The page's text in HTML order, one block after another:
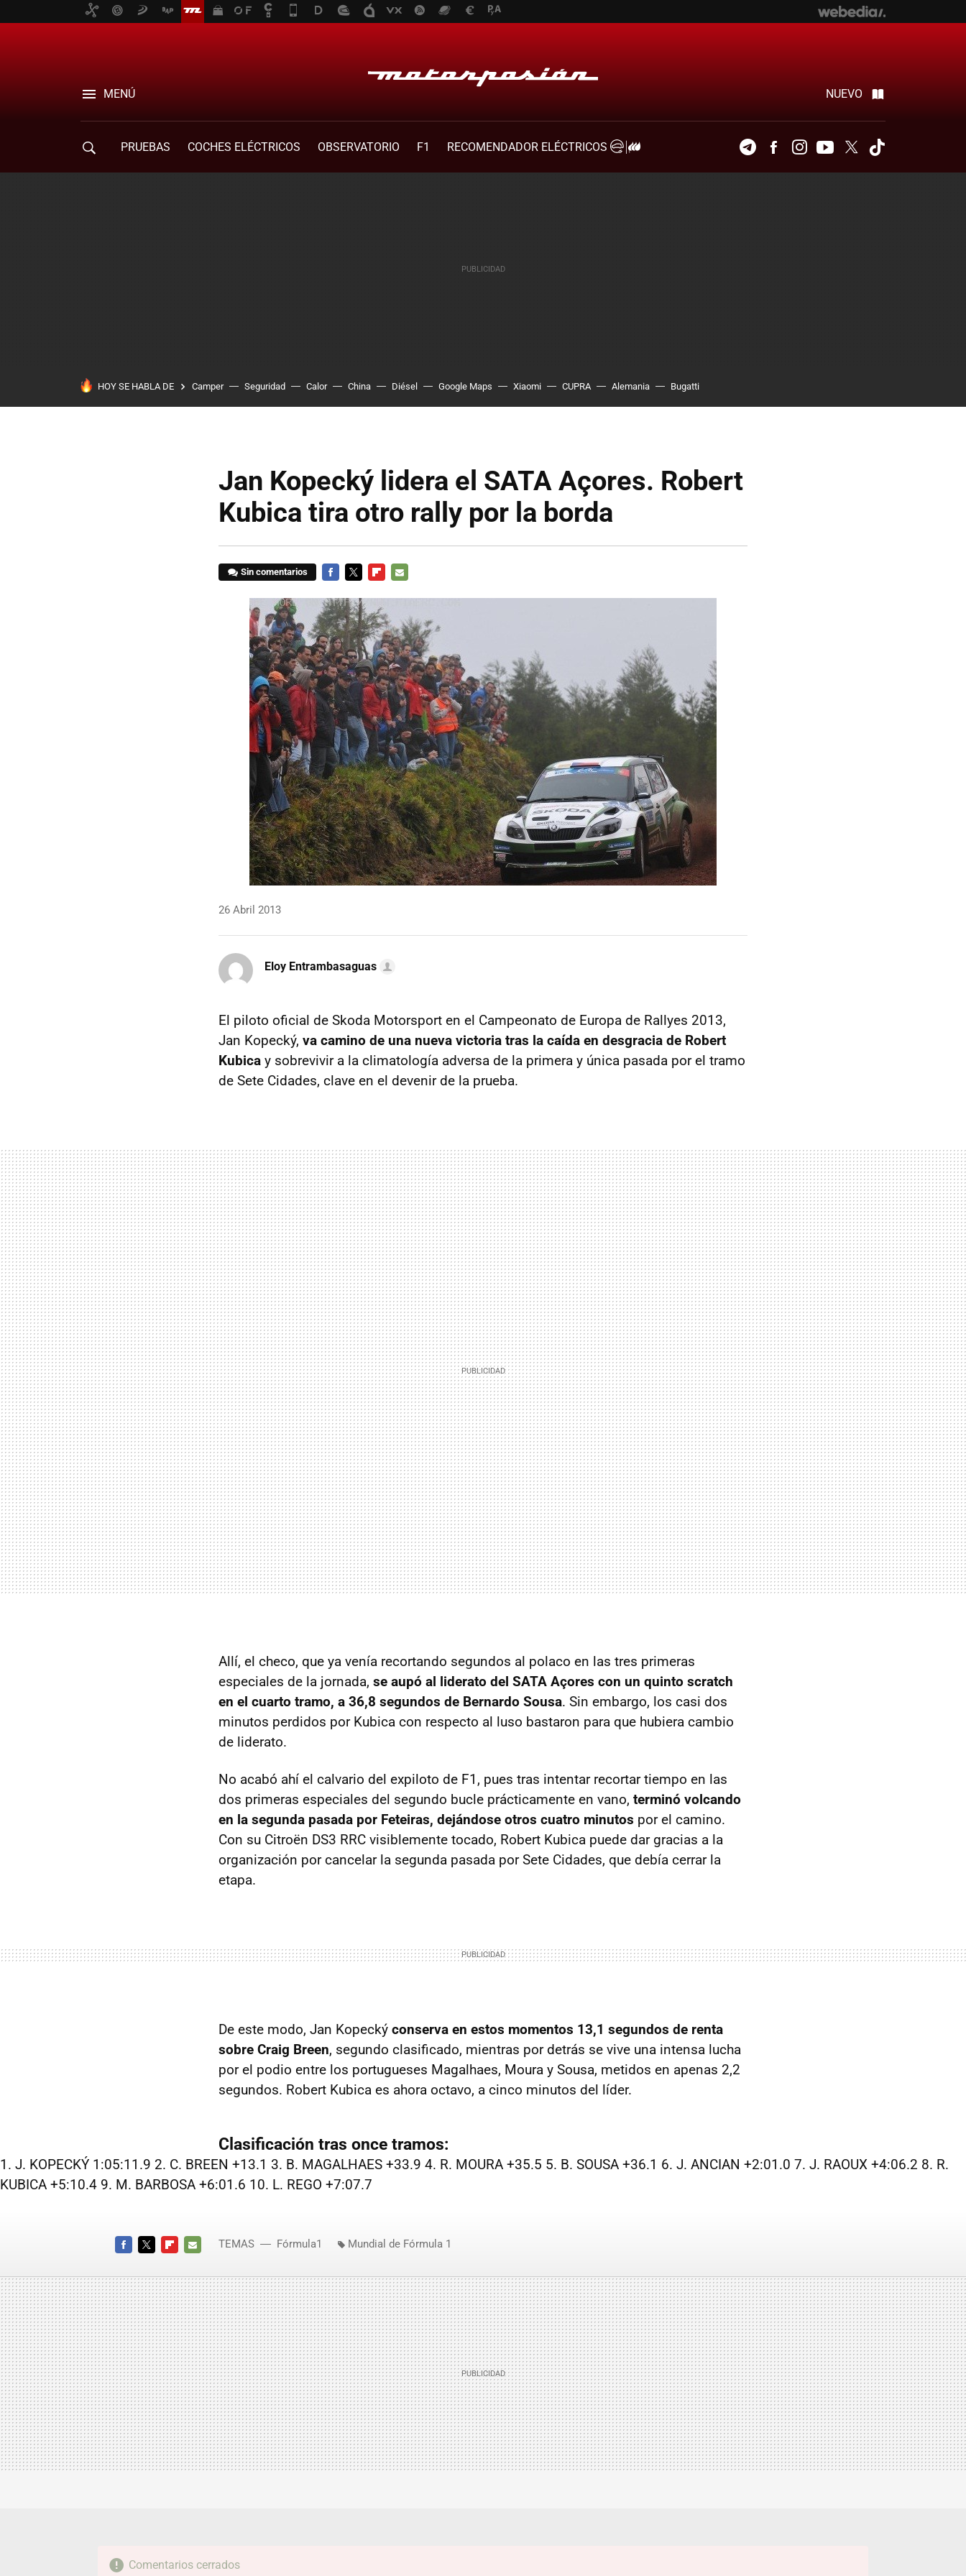
MENÚ NUEVO
PRUEBAS COCHES ELÉCTRICOS OBSERVATORIO F1
RECOMENDADOR ELÉCTRICOS
TelegramFacebookInstagramYoutubeTwitter
HOY SE HABLA DE Camper Seguridad Calor China Diésel Google Maps Xiaomi CUPRA Alemania Bugatti
Jan Kopecký lidera el SATA Açores. Robert
Kubica tira otro rally por la borda
Sin comentarios
26 Abril 2013
Eloy Entrambasaguas
El piloto oficial de Skoda Motorsport en el Campeonato de Europa de Rallyes 2013,
Jan Kopecký, va camino de una nueva victoria tras la caída en desgracia de Robert
Kubica y sobrevivir a la climatología adversa de la primera y única pasada por el tramo
de Sete Cidades, clave en el devenir de la prueba.
Allí, el checo, que ya venía recortando segundos al polaco en las tres primeras
especiales de la jornada, se aupó al liderato del SATA Açores con un quinto scratch
en el cuarto tramo, a 36,8 segundos de Bernardo Sousa. Sin embargo, los casi dos
minutos perdidos por Kubica con respecto al luso bastaron para que hubiera cambio
de liderato.
No acabó ahí el calvario del expiloto de F1, pues tras intentar recortar tiempo en las
dos primeras especiales del segundo bucle prácticamente en vano, terminó volcando
en la segunda pasada por Feteiras, dejándose otros cuatro minutos por el camino.
Con su Citroën DS3 RRC visiblemente tocado, Robert Kubica puede dar gracias a la
organización por cancelar la segunda pasada por Sete Cidades, que debía cerrar la
etapa.
De este modo, Jan Kopecký conserva en estos momentos 13,1 segundos de renta
sobre Craig Breen, segundo clasificado, mientras por detrás se vive una intensa lucha
por el podio entre los portugueses Magalhaes, Moura y Sousa, metidos en apenas 2,2
segundos. Robert Kubica es ahora octavo, a cinco minutos del líder.
Clasificación tras once tramos:
1. J. KOPECKÝ 1:05:11.9 2. C. BREEN +13.1 3. B. MAGALHAES +33.9 4. R. MOURA +35.5 5. B. SOUSA +36.1 6. J. ANCIAN +2:01.0 7. J. RAOUX +4:06.2 8. R.
KUBICA +5:10.4 9. M. BARBOSA +6:01.6 10. L. REGO +7:07.7
MAIL
TEMAS Fórmula1 Mundial de Fórmula 1
Comentarios cerrados